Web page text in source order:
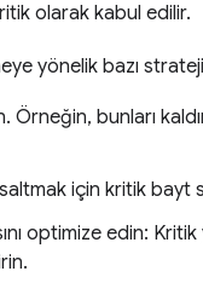
olarak kabul edilir.
yönelik bazı
Örneğin, bunları
için kritik bayt
optimize edin: